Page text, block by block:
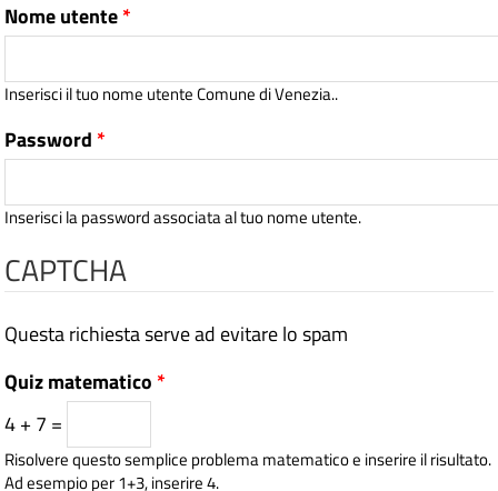
Nome utente*
Inserisci il tuo nome utente Comune di Venezia..
Password *
Inserisci la password associata al tuo nome utente.
CAPTCHA
Questa richiesta serve ad evitare lo spam
Quiz matematico *
4 + 7 =
Risolvere questo semplice problema matematico e inserire il risultato.
Ad esempio per 1+3, inserire 4.